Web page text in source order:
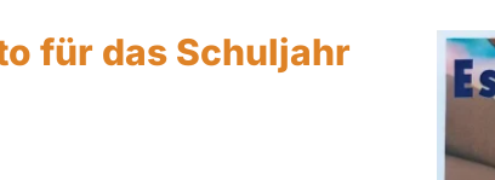
für das Schuljahr